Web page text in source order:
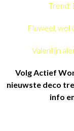
Trend:
Fluweel, wol
Valentijn
Volg Actief
nieuwste deco
info